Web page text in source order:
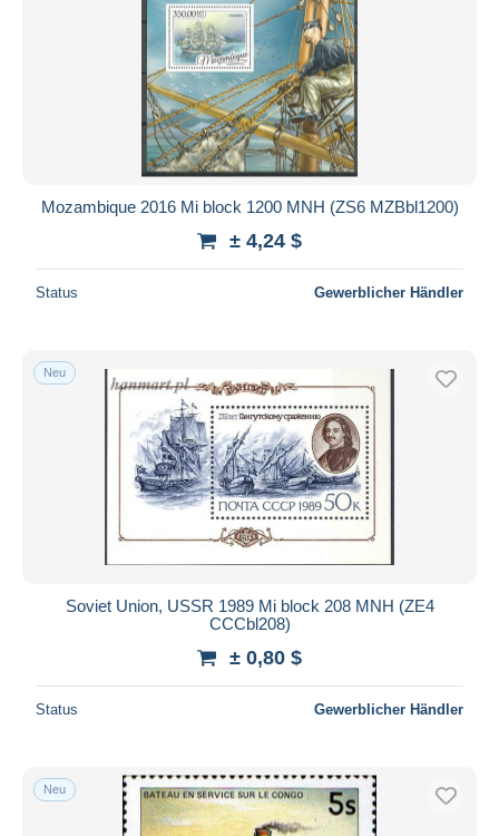
Mozambique 2016 Mi block 1200 MNH (ZS6 MZBbl1200)
± 4,24 $
Status Gewerblicher Händler
Neu
Soviet Union, USSR 1989 Mi block 208 MNH (ZE4
CCCbl208)
± 0,80 $
Status Gewerblicher Händler
Neu